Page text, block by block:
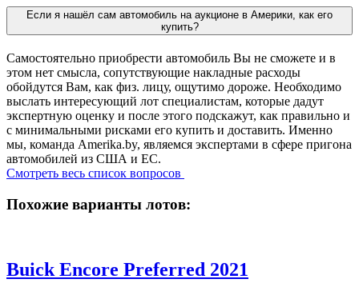
Если я нашёл сам автомобиль на аукционе в Америки, как его
купить?
Самостоятельно приобрести автомобиль Вы не сможете и в
этом нет смысла, сопутствующие накладные расходы
обойдутся Вам, как физ. лицу, ощутимо дороже. Необходимо
выслать интересующий лот специалистам, которые дадут
экспертную оценку и после этого подскажут, как правильно и
с минимальными рисками его купить и доставить. Именно
мы, команда Amerika.by, являемся экспертами в сфере пригона
автомобилей из США и ЕС.
Смотреть весь список вопросов
Похожие варианты лотов:
Buick Encore Preferred 2021